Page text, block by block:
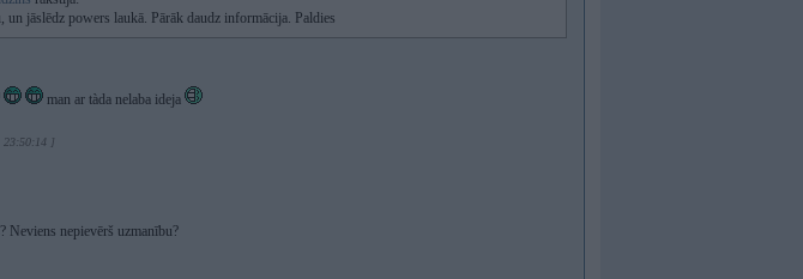
un jāslēdz powers laukā. Pārāk daudz informācija. Paldies
man ar tàda nelaba ideja
23:50:14 ]
Neviens nepievērš uzmanību?